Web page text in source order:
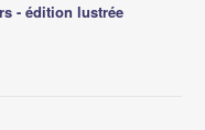
- édition lustrée